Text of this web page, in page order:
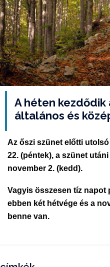
A héten kezdődik
általános és
Az őszi szünet előtti
22. (péntek), a szünet
november 2. (kedd).
Vagyis összesen tíz napot
ebben két hétvége és a
benne van.